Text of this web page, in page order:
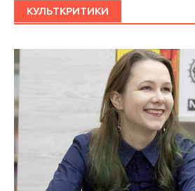
КУЛЬТКРИТИКИ